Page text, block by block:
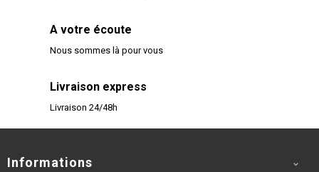
A votre écoute
Nous sommes là pour vous
Livraison express
Livraison 24/48h
Informations 